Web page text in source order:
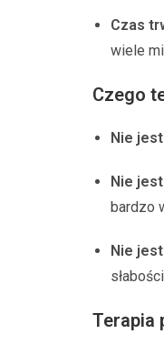
Czas
wiele
Czego
Nie
Nie
bardzo
Nie
Terapia